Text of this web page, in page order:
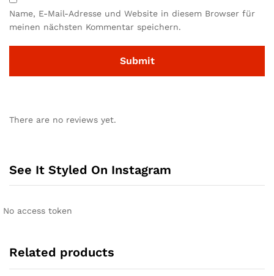
Name, E-Mail-Adresse und Website in diesem Browser für
meinen nächsten Kommentar speichern.
There are no reviews yet.
See It Styled On Instagram
No access token
Related products